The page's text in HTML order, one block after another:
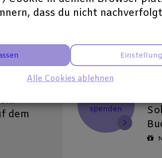
dem
50 €
spenden
dass du nicht
Alle Cookies ablehnen